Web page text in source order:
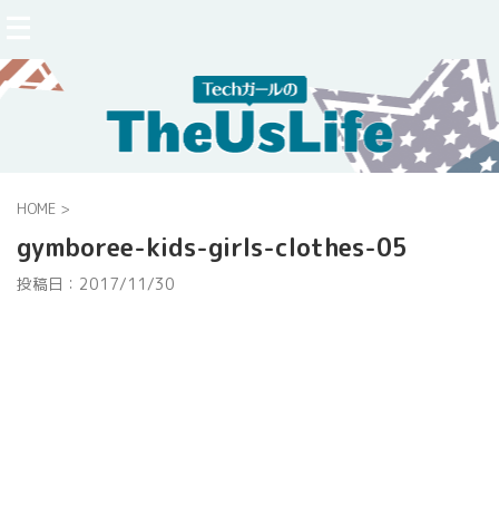
HOME >
gymboree-kids-girls-clothes-05
投稿日： 2017/11/30